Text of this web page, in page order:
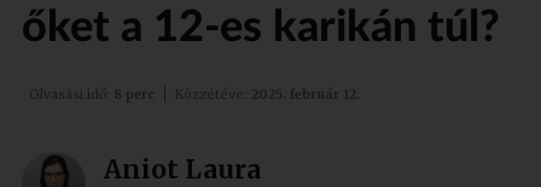
őket a 12-es karikán túl?
Aniot Laura
Olvasási idő: 8 perc Közzétéve: 2025. február 12.